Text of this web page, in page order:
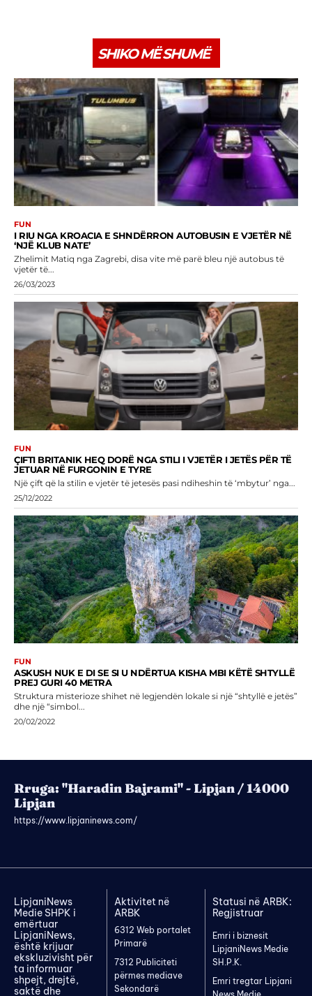
SHIKO MË SHUMË
FUN
I RIU NGA KROACIA E SHNDËRRON AUTOBUSIN E VJETËR NË
‘NJË KLUB NATE’
Zhelimit Matiq nga Zagrebi, disa vite më parë bleu një autobus të
vjetër të...
26/03/2023
FUN
ÇIFTI BRITANIK HEQ DORË NGA STILI I VJETËR I JETËS PËR TË
JETUAR NË FURGONIN E TYRE
Një çift që la stilin e vjetër të jetesës pasi ndiheshin të ‘mbytur’ nga...
25/12/2022
FUN
ASKUSH NUK E DI SE SI U NDËRTUA KISHA MBI KËTË SHTYLLË
PREJ GURI 40 METRA
Struktura misterioze shihet në legjendën lokale si një “shtyllë e jetës”
dhe një “simbol...
20/02/2022
Rruga: "Haradin Bajrami" - Lipjan / 14000
Lipjan
https://www.lipjaninews.com/
LipjaniNews
Medie SHPK i
emërtuar
LipjaniNews,
është krijuar
ekskluzivisht për
ta informuar
shpejt, drejtë,
saktë dhe
Aktivitet në
ARBK
6312 Web portalet
Primarë
7312 Publiciteti
përmes mediave
Sekondarë
Statusi në ARBK:
Regjistruar
Emri i biznesit
LipjaniNews Medie
SH.P.K.
Emri tregtar Lipjani